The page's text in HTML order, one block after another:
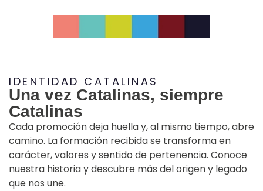
IDENTIDAD CATALINAS
Una vez Catalinas, siempre
Catalinas
Cada promoción deja huella y, al mismo tiempo, abre
camino. La formación recibida se transforma en
carácter, valores y sentido de pertenencia. Conoce
nuestra historia y descubre más del origen y legado
que nos une.